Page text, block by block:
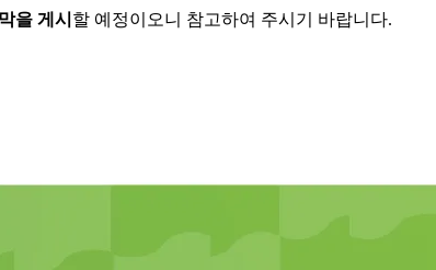
을 게시 할 예정이오니 참고하여 주시기 바랍니다.